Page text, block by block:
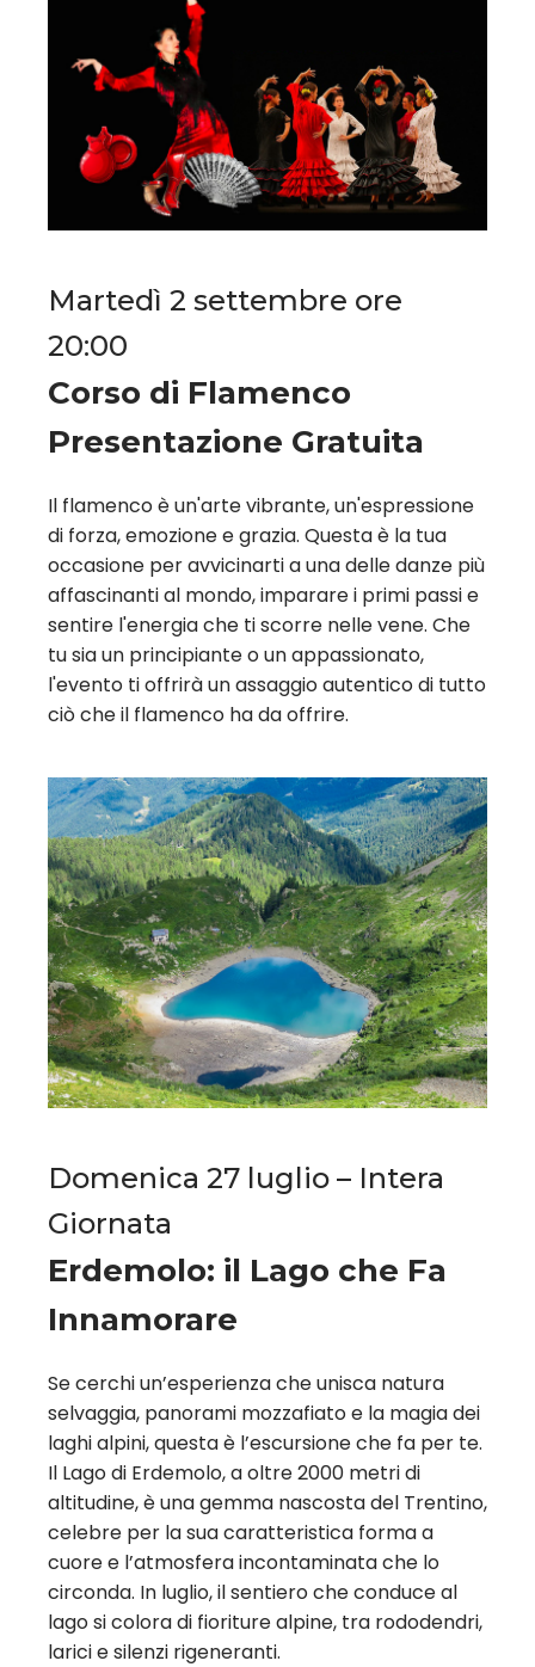
Martedì 2 settembre ore
20:00
Corso di Flamenco
Presentazione Gratuita
Il flamenco è un'arte vibrante, un'espressione
di forza, emozione e grazia. Questa è la tua
occasione per avvicinarti a una delle danze più
affascinanti al mondo, imparare i primi passi e
sentire l'energia che ti scorre nelle vene. Che
tu sia un principiante o un appassionato,
l'evento ti offrirà un assaggio autentico di tutto
ciò che il flamenco ha da offrire.
Domenica 27 luglio – Intera
Giornata
Erdemolo: il Lago che Fa
Innamorare
Se cerchi un’esperienza che unisca natura
selvaggia, panorami mozzafiato e la magia dei
laghi alpini, questa è l’escursione che fa per te.
Il Lago di Erdemolo, a oltre 2000 metri di
altitudine, è una gemma nascosta del Trentino,
celebre per la sua caratteristica forma a
cuore e l’atmosfera incontaminata che lo
circonda. In luglio, il sentiero che conduce al
lago si colora di fioriture alpine, tra rododendri,
larici e silenzi rigeneranti.